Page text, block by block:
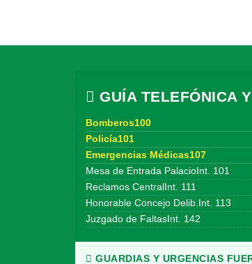
GUÍA TELEFÓNICA
Bomberos100
Policía101
Emergencias Médicas107
Mesa de Entrada PalacioInt. 101
Reclamos CentralInt. 111
Honorable Concejo Delib.Int. 113
Juzgado de FaltasInt. 142
GUARDIAS Y URGENCIAS